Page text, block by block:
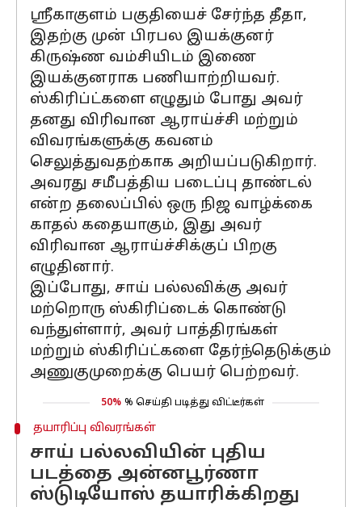
ஸ்ரீகாகுளம் பகுதியைச் சேர்ந்த தீதா,
இதற்கு முன் பிரபல இயக்குனர்
கிருஷ்ண வம்சியிடம் இணை
இயக்குனராக பணியாற்றியவர்.
ஸ்கிரிப்ட்களை எழுதும் போது அவர்
தனது விரிவான ஆராய்ச்சி மற்றும்
விவரங்களுக்கு கவனம்
செலுத்துவதற்காக அறியப்படுகிறார்.
அவரது சமீபத்திய படைப்பு தாண்டல்
என்ற தலைப்பில் ஒரு நிஜ வாழ்க்கை
காதல் கதையாகும், இது அவர்
விரிவான ஆராய்ச்சிக்குப் பிறகு
எழுதினார்.
இப்போது, ​​​​சாய் பல்லவிக்கு அவர்
மற்றொரு ஸ்கிரிப்டைக் கொண்டு
வந்துள்ளார், அவர் பாத்திரங்கள்
மற்றும் ஸ்கிரிப்ட்களை தேர்ந்தெடுக்கும்
அணுகுமுறைக்கு பெயர் பெற்றவர்.
50% % செய்தி படித்து விட்டீர்கள்
தயாரிப்பு விவரங்கள்
சாய் பல்லவியின் புதிய
படத்தை அன்னபூர்ணா
ஸ்டுடியோஸ் தயாரிக்கிறது